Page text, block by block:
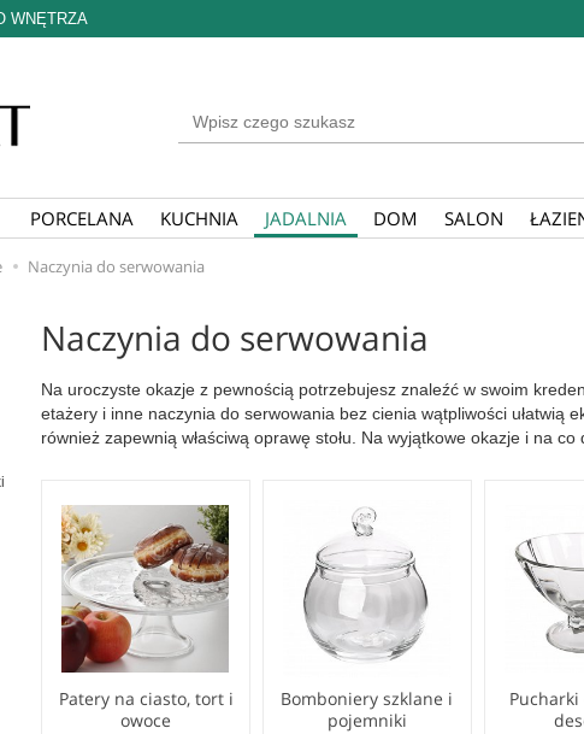
WNĘTRZA
Wyszukaj
PORCELANA KUCHNIA JADALNIA DOM SALON
Naczynia do serwowania
Naczynia do serwowania
Na uroczyste okazje z pewnością potrzebujesz znaleźć w swoim
etażery i inne naczynia do serwowania bez cienia wątpliwości ułatwią
również zapewnią właściwą oprawę stołu. Na wyjątkowe okazje i na
etażerami na ciasto. Szklane naczynia do serwowania łączą w sobie
nawet po latach będziesz cieszyć się jego nienagannym wyglądem.
Patery na ciasto, tort i
owoce
Bomboniery szklane i
pojemniki